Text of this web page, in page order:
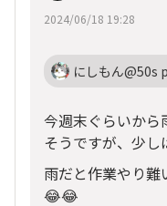
2024/06/18 19:28
にしもん@50s
今週末ぐらいから
そうですが、少
雨だと作業やり
😂😂